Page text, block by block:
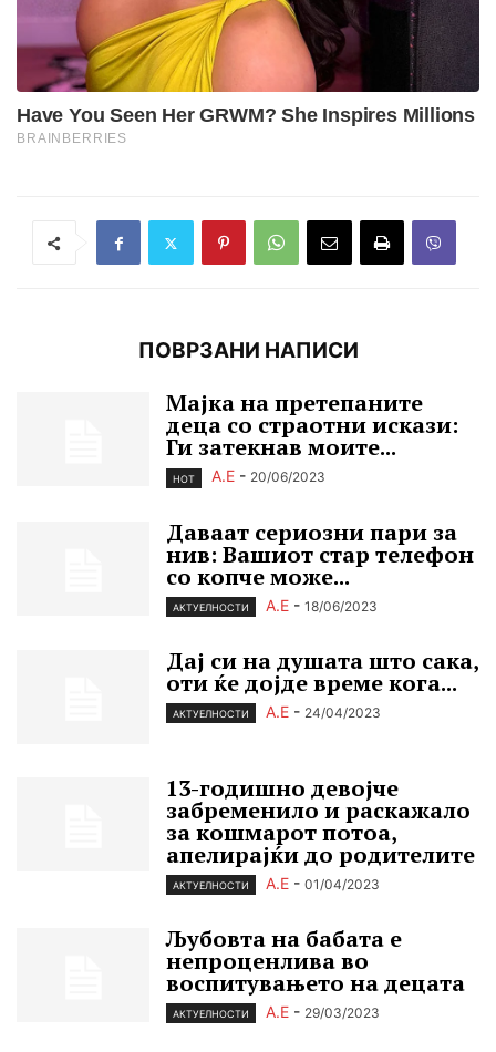
ПОВРЗАНИ НАПИСИ
Мајка на претепаните
деца со страотни искази:
Ги затекнав моите...
HOT А.Е - 20/06/2023
Даваат сериозни пари за
нив: Вашиот стар телефон
со копче може...
АКТУЕЛНОСТИ А.Е - 18/06/2023
Дај си на душата што сака,
оти ќе дојде време кога...
АКТУЕЛНОСТИ А.Е - 24/04/2023
13-годишно девојче
забременило и раскажало
за кошмарот потоа,
апелирајќи до родителите
АКТУЕЛНОСТИ А.Е - 01/04/2023
Љубовта на бабата е
непроценлива во
воспитувањето на децата
АКТУЕЛНОСТИ А.Е - 29/03/2023